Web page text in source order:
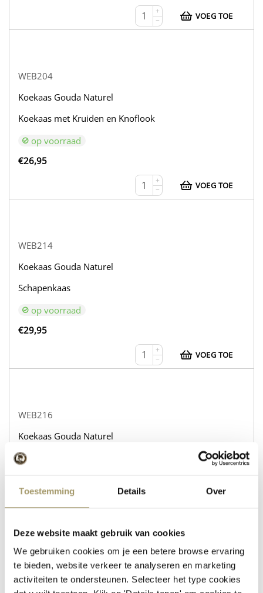
Toestemming Details Over
Deze website maakt gebruik van cookies
We gebruiken cookies om je een betere browse ervaring
te bieden, website verkeer te analyseren en marketing
activiteiten te ondersteunen. Selecteer het type cookies
+
−
VOEG TOE
WEB204
Koekaas Gouda Naturel
Koekaas met Kruiden en Knoflook
op voorraad
€26,95
+
−
VOEG TOE
WEB214
Koekaas Gouda Naturel
Schapenkaas
op voorraad
€29,95
+
−
VOEG TOE
WEB216
Koekaas Gouda Naturel
Schapenkaas Rozemarijn Tijm
WEB232